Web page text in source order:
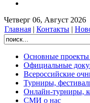
Четверг 06, Август 2026
Главная | Контакты |
Основные проекты
Официальные
Всероссийские
Турниры,
Онлайн-турниры,
СМИ о нас